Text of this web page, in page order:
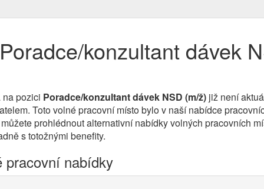
konzultant dávek
pozici Poradce/konzultant dávek NSD (m/ž) již není
Toto volné pracovní místo bylo v naší nabídce
prohlédnout alternativní nabídky volných pracovních
s totožnými benefity.
pracovní nabídky